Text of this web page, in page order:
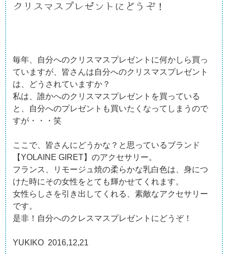
クリスマスプレゼントにどうぞ！
毎年、自分へのクリスマスプレゼントに何かしら買っ
ていますが、皆さんは自分へのクリスマスプレゼント
は、どうされていますか？
私は、誰かへのクリスマスプレゼントを買っている
と、自分へのプレゼントも買いたくなってしまうので
すが・・・笑
ここで、皆さんにどうかな？と思っているブランド
【YOLAINE GIRET】のアクセサリー。
フランス、リモージュ焼の柔らかな乳白色は、身につ
けた時にその女性をとても輝かせてくれます。
女性らしさを引き出してくれる、素敵なアクセサリー
です。
是非！自分へのクレスマスプレゼントにどうぞ！
YUKIKO 2016,12,21